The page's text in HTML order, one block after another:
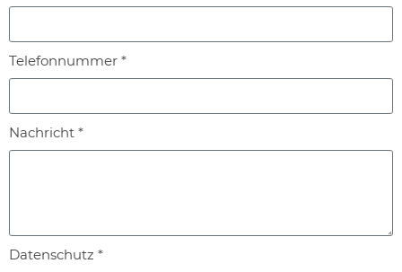
Telefonnummer *
Nachricht *
Datenschutz *